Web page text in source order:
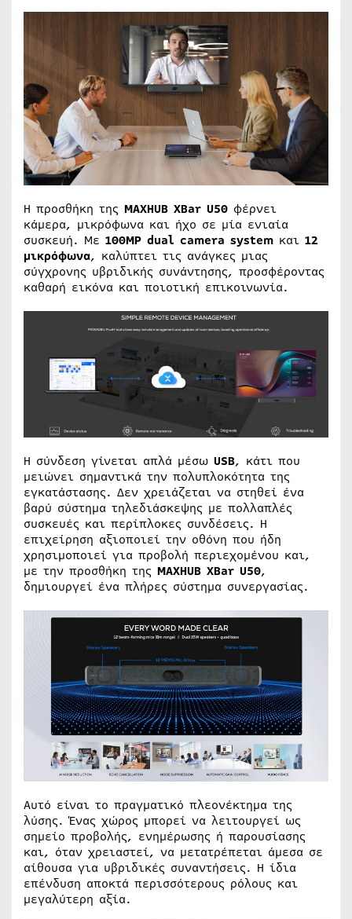
Η προσθήκη της MAXHUB XBar U50 φέρνει
κάμερα, μικρόφωνα και ήχο σε μία ενιαία
συσκευή. Με 100MP dual camera system και 12
μικρόφωνα, καλύπτει τις ανάγκες μιας
σύγχρονης υβριδικής συνάντησης, προσφέροντας
καθαρή εικόνα και ποιοτική επικοινωνία.
Η σύνδεση γίνεται απλά μέσω USB, κάτι που
μειώνει σημαντικά την πολυπλοκότητα της
εγκατάστασης. Δεν χρειάζεται να στηθεί ένα
βαρύ σύστημα τηλεδιάσκεψης με πολλαπλές
συσκευές και περίπλοκες συνδέσεις. Η
επιχείρηση αξιοποιεί την οθόνη που ήδη
χρησιμοποιεί για προβολή περιεχομένου και,
με την προσθήκη της MAXHUB XBar U50,
δημιουργεί ένα πλήρες σύστημα συνεργασίας.
Αυτό είναι το πραγματικό πλεονέκτημα της
λύσης. Ένας χώρος μπορεί να λειτουργεί ως
σημείο προβολής, ενημέρωσης ή παρουσίασης
και, όταν χρειαστεί, να μετατρέπεται άμεσα σε
αίθουσα για υβριδικές συναντήσεις. Η ίδια
επένδυση αποκτά περισσότερους ρόλους και
μεγαλύτερη αξία.